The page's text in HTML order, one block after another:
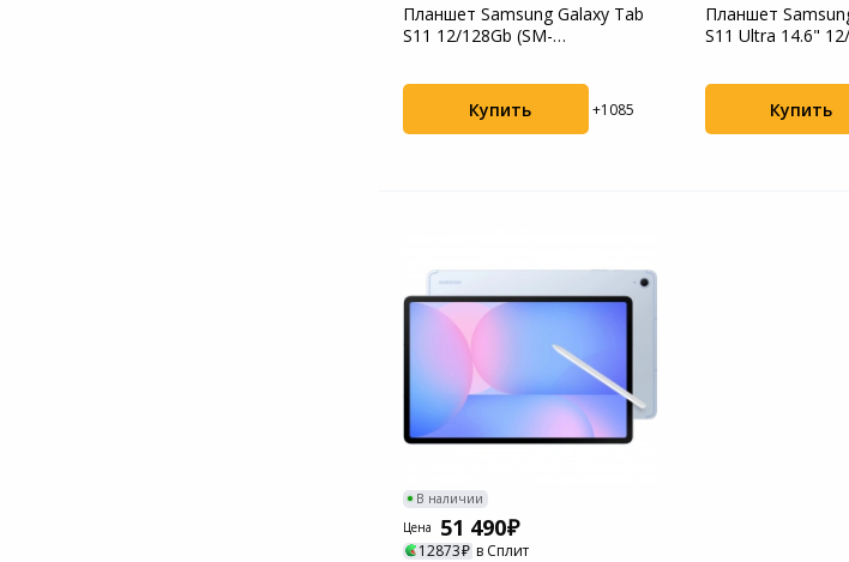
Планшет Samsung Galaxy Tab
S11 12/128Gb (SM-
Купить +1085
Планшет
S11 Ultra 14.6"
Купить
В наличии
Цена
51 490
12873 в Сплит